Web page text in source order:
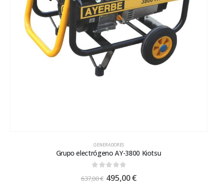
GENERADORES
Grupo electrógeno AY-3800 Kiotsu
637,00€ 495,00€